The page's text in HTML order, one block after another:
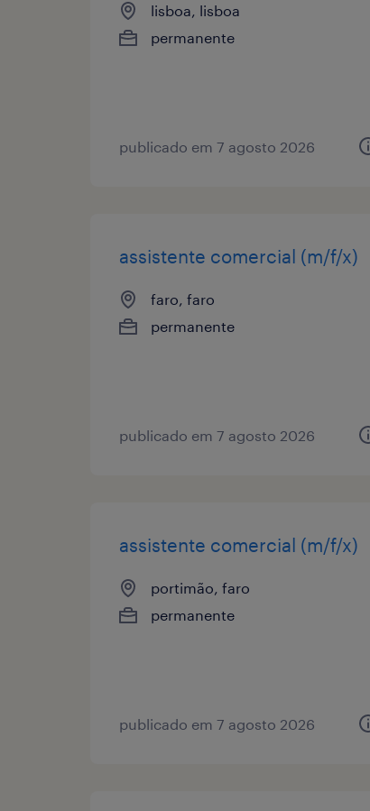
lisboa, lisboa
permanente
publicado em 7 agosto 2026
assistente comercial (m/f/x)
faro, faro
permanente
publicado em 7 agosto 2026
assistente comercial (m/f/x)
portimão, faro
permanente
publicado em 7 agosto 2026